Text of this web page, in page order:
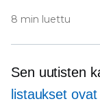
8 min luettu
Sen uutisten
listaukset